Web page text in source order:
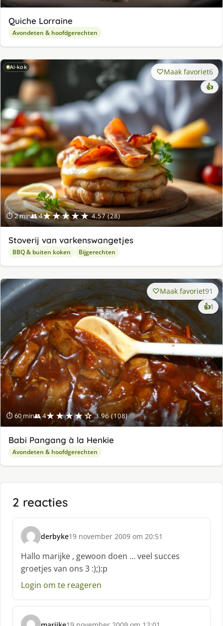
Quiche Lorraine
Avondeten & hoofdgerechten
AI-kok
⏱ 2 min👥 4★★★★★ 4.57 (28)
Maak favoriet6
👍
Stoverij van varkenswangetjes
BBQ & buiten koken Bijgerechten
⏱ 60 min👥 4★★★★☆ 3.96 (108)
Maak favoriet91
👍1
Babi Pangang à la Henkie
Avondeten & hoofdgerechten
2 reacties
derbyke
s
c
h
r
e
f
19 november 2009 om 20:51
Hallo marijke , gewoon doen … veel succes
groetjes van ons 3 :);):p
Login om te reageren